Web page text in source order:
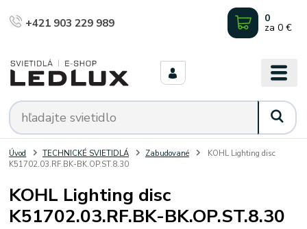
+421 903 229 989 0
za 0 €
Úvod TECHNICKÉ SVIETIDLÁ Zabudované
KOHL Lighting disc
K51702.03.RF.BK-BK.OP.ST.8.30
KOHL Lighting disc
K51702.03.RF.BK-BK.OP.ST.8.30